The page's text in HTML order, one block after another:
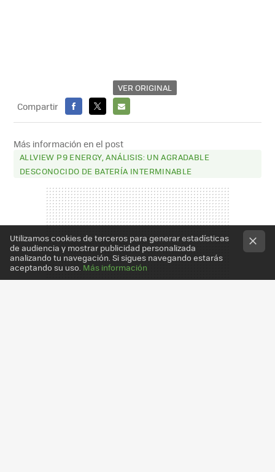
VER ORIGINAL
Compartir
FACEBOOK
X
E-
MAIL
Más información en el post
ALLVIEW P9 ENERGY, ANÁLISIS: UN AGRADABLE
DESCONOCIDO DE BATERÍA INTERMINABLE
Utilizamos cookies de terceros para generar estadísticas
de audiencia y mostrar publicidad personalizada
analizando tu navegación. Si sigues navegando estarás
aceptando su uso. Más información